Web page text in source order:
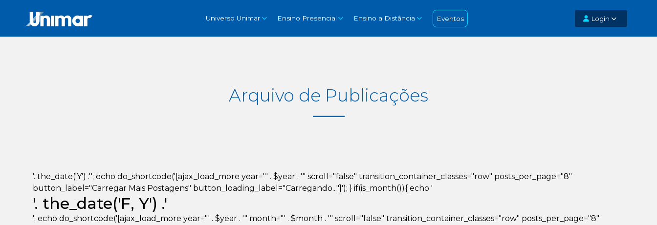
Universo Unimar Ensino Presencial Ensino a Distância Eventos Login
Arquivo de Publicações
'. the_date('Y') .''; echo do_shortcode('[ajax_load_more year="' . $year . '" scroll="false" transition_container_classes="row" posts_per_page="8"
button_label="Carregar Mais Postagens" button_loading_label="Carregando..."]'); } if(is_month()){ echo '
'. the_date('F, Y') .'
'; echo do_shortcode('[ajax_load_more year="' . $year . '" month="' . $month . '" scroll="false" transition_container_classes="row" posts_per_page="8"